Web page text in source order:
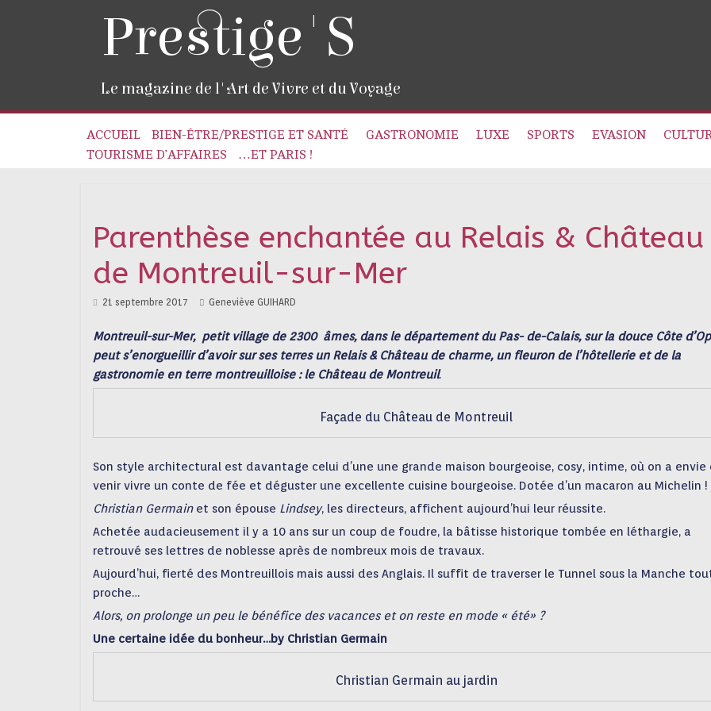
Prestige'S
Le magazine de l'Art de Vivre et du Voyage
ACCUEIL BIEN-ÊTRE/PRESTIGE ET SANTÉ GASTRONOMIE LUXE SPORTS EVASION
TOURISME D’AFFAIRES
…ET PARIS !
Parenthèse enchantée au Relais & Château
de Montreuil-sur-Mer
21 septembre 2017 Geneviève GUIHARD
Montreuil-sur-Mer, petit village de 2300 âmes, dans le département du Pas- de-Calais, sur la douce Côte
peut s’enorgueillir d’avoir sur ses terres un Relais & Château de charme, un fleuron de l’hôtellerie et de la
gastronomie en terre montreuilloise : le Château de Montreuil.
Façade du Château de Montreuil
Son style architectural est davantage celui d’une une grande maison bourgeoise, cosy, intime, où on a envie
venir vivre un conte de fée et déguster une excellente cuisine bourgeoise. Dotée d’un macaron au Michelin !
Christian Germainet son épouse Lindsey, les directeurs, affichent aujourd’hui leur réussite.
Achetée audacieusement il y a 10 ans sur un coup de foudre, la bâtisse historique tombée en léthargie, a
retrouvé ses lettres de noblesse après de nombreux mois de travaux.
Aujourd’hui, fierté des Montreuillois mais aussi des Anglais. Il suffit de traverser le Tunnel sous la Manche
proche…
Alors, on prolonge un peu le bénéfice des vacances et on reste en mode « été» ?
Une certaine idée du bonheur…by Christian Germain
Christian Germain au jardin